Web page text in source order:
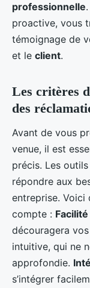
professionnelle
proactive, vous
témoignage de
et le client.
Les critères
des
Avant de vous
venue, il est
précis. Les
répondre aux
entreprise. Voici
compte :
découragera
intuitive, qui ne
approfondie.
s’intégrer